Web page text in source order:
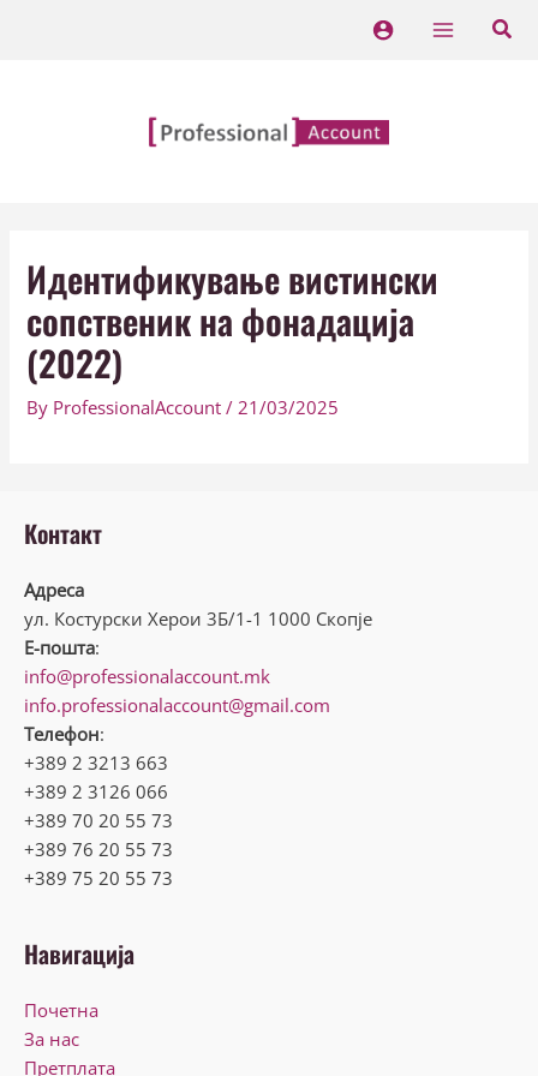
Main
Идентификување вистински
сопственик на фонадација
(2022)
By ProfessionalAccount/ 21/03/2025
Контакт
Адреса
ул. Костурски Херои 3Б/1-1 1000 Скопје
Е-пошта:
info@professionalaccount.mk
info.professionalaccount@gmail.com
Телефон:
+389 2 3213 663
+389 2 3126 066
+389 70 20 55 73
+389 76 20 55 73
+389 75 20 55 73
Навигација
Почетна
За нас
Претплата